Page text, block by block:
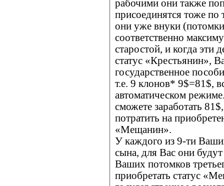
рабочими они также
присоединятся тоже по
они уже внуки
соответственно
старостой, и когда эти
статус «Крестьянин»,
государственное
т.е. 9 клонов* 9$=81$,
автоматическом
сможете заработать
потратить на
«Мещанин».
У каждого из 9-ти
сына, для Вас они
Ваших потомков
приобретать статус